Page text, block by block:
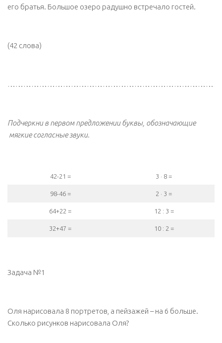
его братья. Большое озеро радушно встречало гостей.
(42 слова)
Подчеркни в первом предложении буквы, обозначающие
мягкие согласные звуки.
42-21 = 3 · 8 =
98-46 = 2 · 3 =
64+22 = 12 : 3 =
32+47 = 10 : 2 =
Задача №1
Оля нарисовала 8 портретов, а пейзажей – на 6 больше.
Сколько рисунков нарисовала Оля?